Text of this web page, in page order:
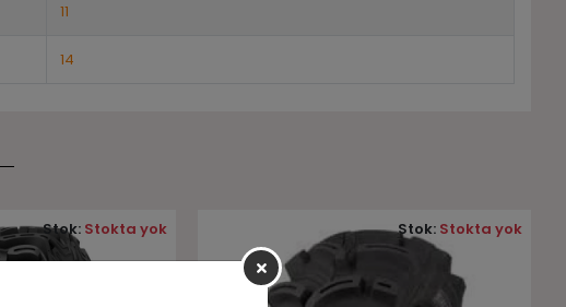
11
14
Stok: Stokta yok Stok: Stokta yok